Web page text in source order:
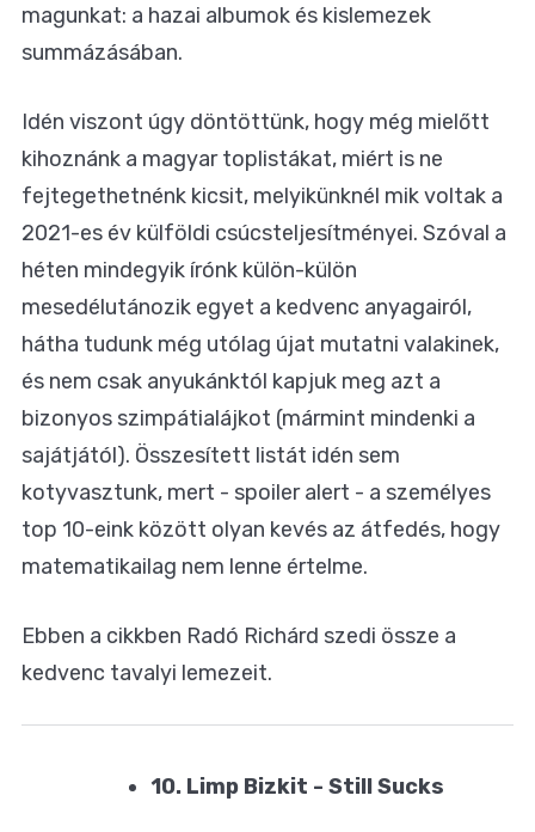
magunkat: a hazai albumok és kislemezek
summázásában.
Idén viszont úgy döntöttünk, hogy még mielőtt
kihoznánk a magyar toplistákat, miért is ne
fejtegethetnénk kicsit, melyikünknél mik voltak a
2021-es év külföldi csúcsteljesítményei. Szóval a
héten mindegyik írónk külön-külön
mesedélutánozik egyet a kedvenc anyagairól,
hátha tudunk még utólag újat mutatni valakinek,
és nem csak anyukánktól kapjuk meg azt a
bizonyos szimpátialájkot (mármint mindenki a
sajátjától). Összesített listát idén sem
kotyvasztunk, mert - spoiler alert - a személyes
top 10-eink között olyan kevés az átfedés, hogy
matematikailag nem lenne értelme.
Ebben a cikkben Radó Richárd szedi össze a
kedvenc tavalyi lemezeit.
10. Limp Bizkit - Still Sucks